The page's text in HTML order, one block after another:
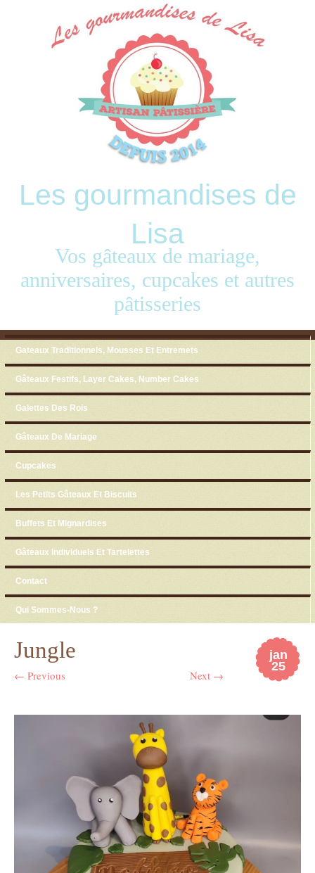
Les gourmandises de
Lisa
Vos gâteaux de mariage,
anniversaires, cupcakes et autres
pâtisseries
Menu
Skip to content
Gateaux Traditionnels, Mousses Et Entremets
Gâteaux Festifs, Layer Cakes, Number Cakes
Galettes Des Rois
Gâteaux De Mariage
Cupcakes
Les Petits Gâteaux Et Biscuits
Buffets Et Mignardises
Gâteaux Individuels Et Tartelettes
Contact
Qui Sommes-Nous ?
jan
25
Jungle
← Previous Next →